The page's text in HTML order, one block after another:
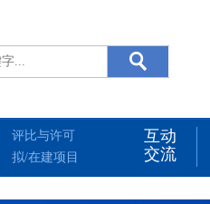
评比与许可
拟/在建项目
互动
交流